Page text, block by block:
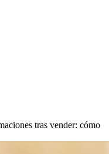
tras vender: cómo